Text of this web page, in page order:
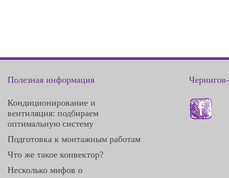
Полезная информация
Кондиционирование и
вентиляция: подбираем
оптимальную систему
Подготовка к монтажным работам
Что же такое конвектор?
Несколько мифов о